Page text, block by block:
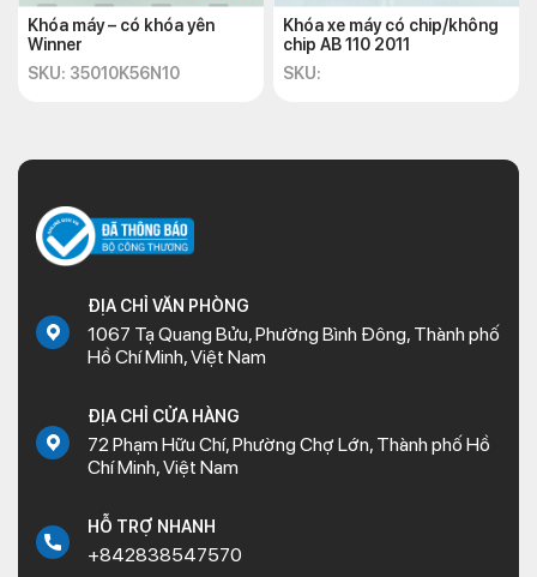
Khóa máy – có khóa yên
Winner
SKU: 35010K56N10
Khóa xe máy có chip/không
chip AB 110 2011
SKU:
ĐỊA CHỈ VĂN PHÒNG
1067 Tạ Quang Bửu, Phường Bình Đông, Thành phố
Hồ Chí Minh, Việt Nam
ĐỊA CHỈ CỬA HÀNG
72 Phạm Hữu Chí, Phường Chợ Lớn, Thành phố Hồ
Chí Minh, Việt Nam
HỖ TRỢ NHANH
+842838547570